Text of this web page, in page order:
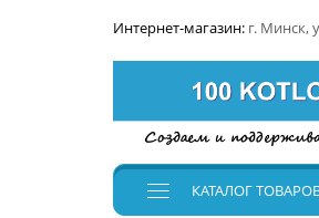
Интернет-магазин: г. Минск,
КАТАЛОГ